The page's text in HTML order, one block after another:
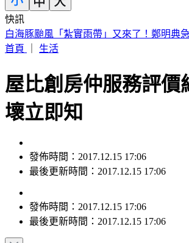
快訊
別只看台積電！ 外媒點名「2檔AI設備股
首頁
生活
屋比創房仲服務評
壞立即知
發佈時間：2017.12.15 17:06
最後更新時間：2017.12.15 17:06
發佈時間： 2017.12.15 17:06
最後更新時間： 2017.12.15 17:06